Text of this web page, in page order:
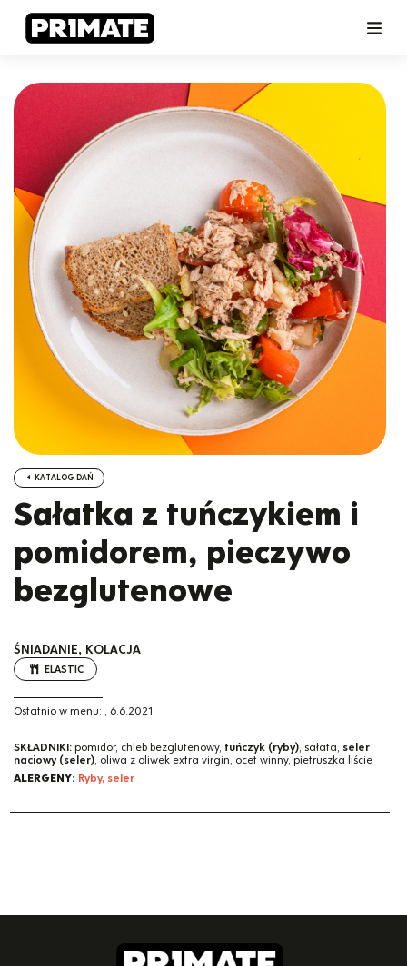
KATALOG DAŃ
Sałatka z tuńczykiem i
pomidorem, pieczywo
bezglutenowe
ŚNIADANIE, KOLACJA
ELASTIC
Ostatnio w menu: , 6.6.2021
SKŁADNIKI: pomidor, chleb bezglutenowy, tuńczyk (ryby), sałata, seler
naciowy (seler), oliwa z oliwek extra virgin, ocet winny, pietruszka liście
ALERGENY: Ryby, seler